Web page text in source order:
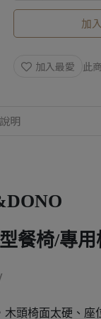
加
加入最愛 此
明
餐椅/專用
頭椅面太硬、座